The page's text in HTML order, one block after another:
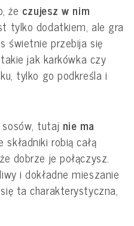
że czujesz w nim
tylko dodatkiem, ale gra
świetnie przebija się
jak karkówka czy
tylko go podkreśla i
tutaj nie ma
składniki robią całą
dobrze je połączysz.
i dokładne mieszanie
ta charakterystyczna,